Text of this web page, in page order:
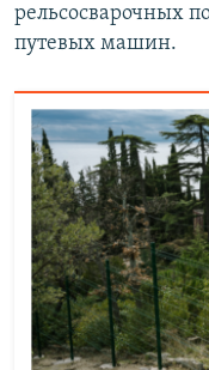
рельсосварочных
путевых машин.